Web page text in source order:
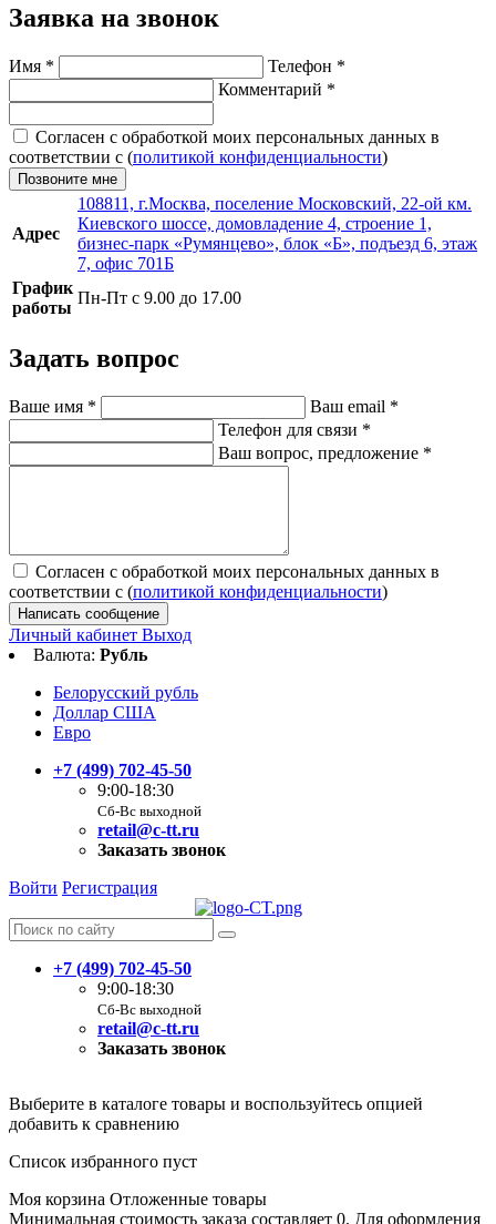
Заявка на звонок
Имя * Телефон *
Комментарий *
Согласен с обработкой моих персональных данных в
соответствии с (политикой конфиденциальности)
Позвоните мне
Адрес
108811, г.Москва, поселение Московский, 22-ой км.
Киевского шоссе, домовладение 4, строение 1,
бизнес-парк «Румянцево», блок «Б», подъезд 6, этаж
7, офис 701Б
График
работы
Пн-Пт с 9.00 до 17.00
Задать вопрос
Ваше имя * Ваш email *
Телефон для связи *
Ваш вопрос, предложение *
Согласен с обработкой моих персональных данных в
соответствии с (политикой конфиденциальности)
Написать сообщение
Личный кабинет Выход
Валюта: Рубль
Белорусский рубль
Доллар США
Евро
+7 (499) 702-45-50
9:00-18:30
Сб-Вс выходной
retail@c-tt.ru
Заказать звонок
Войти Регистрация
+7 (499) 702-45-50
9:00-18:30
Сб-Вс выходной
retail@c-tt.ru
Заказать звонок
Выберите в каталоге товары и воспользуйтесь опцией
добавить к сравнению
Список избранного пуст
Моя корзина Отложенные товары
Минимальная стоимость заказа составляет 0. Для оформления